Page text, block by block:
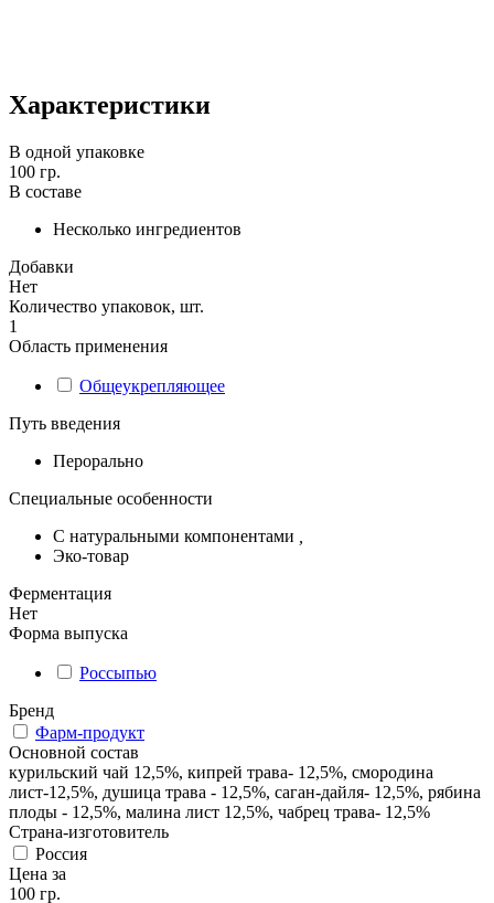
Характеристики
В одной упаковке
100 гр.
В составе
Несколько ингредиентов
Добавки
Нет
Количество упаковок, шт.
1
Область применения
Общеукрепляющее
Путь введения
Перорально
Специальные особенности
С натуральными компонентами
Эко-товар
Ферментация
Нет
Форма выпуска
Россыпью
Бренд
Фарм-продукт
Основной состав
курильский чай 12,5%, кипрей трава- 12,5%, смородина
лист-12,5%, душица трава - 12,5%, саган-дайля- 12,5%, рябина
плоды - 12,5%, малина лист 12,5%, чабрец трава- 12,5%
Страна-изготовитель
Россия
Цена за
100 гр.